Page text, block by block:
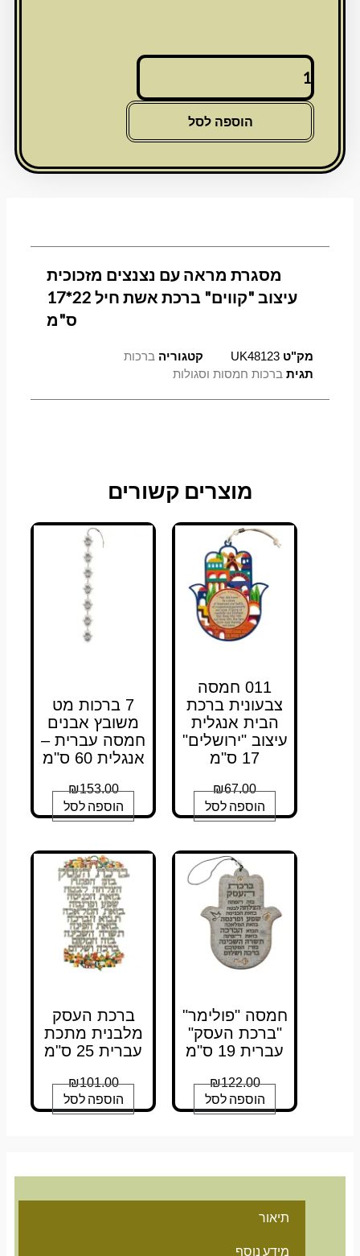
כמות
מסגרת
עם
מזכוכית
הוספה לסל
מסגרת מראה עם נצנצים מזכוכית
עיצוב "קווים" ברכת אשת חיל 22*17
ס"מ
מק"טUK48123 קטגוריה ברכות
תגית ברכות חמסות וסגולות
מוצרים קשורים
011 חמסה
צבעונית ברכת
הבית אנגלית
עיצוב "ירושלים"
17 ס"מ
₪67.00
הוספה לסל
7 ברכות מט
משובץ אבנים
חמסה עברית –
אנגלית 60 ס"מ
₪153.00
הוספה לסל
חמסה "פולימר"
"ברכת העסק"
עברית 19 ס"מ
₪122.00
הוספה לסל
ברכת העסק
מלבנית מתכת
עברית 25 ס"מ
₪101.00
הוספה לסל
תיאור
מידע נוסף